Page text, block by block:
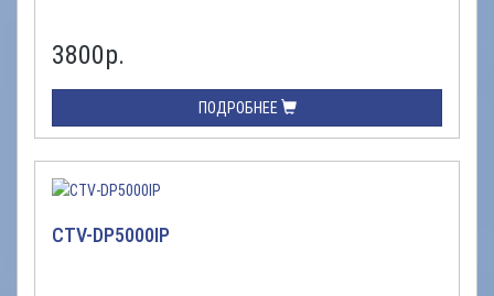
3800р.
ПОДРОБНЕЕ
CTV-DP5000IP